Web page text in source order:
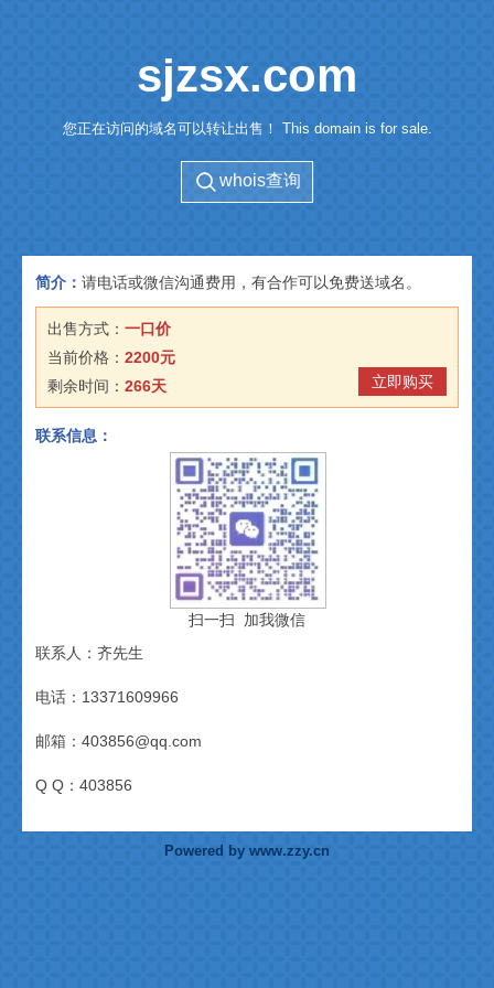
sjzsx.com
您正在访问的域名可以转让出售！ This domain is for sale.
whois查询
简介：请电话或微信沟通费用，有合作可以免费送域名。
出售方式：一口价
当前价格：2200元
剩余时间：266天 立即购买
联系信息：
扫一扫 加我微信
联系人：齐先生
电话：13371609966
邮箱：403856@qq.com
Q Q：403856
Powered by www.zzy.cn